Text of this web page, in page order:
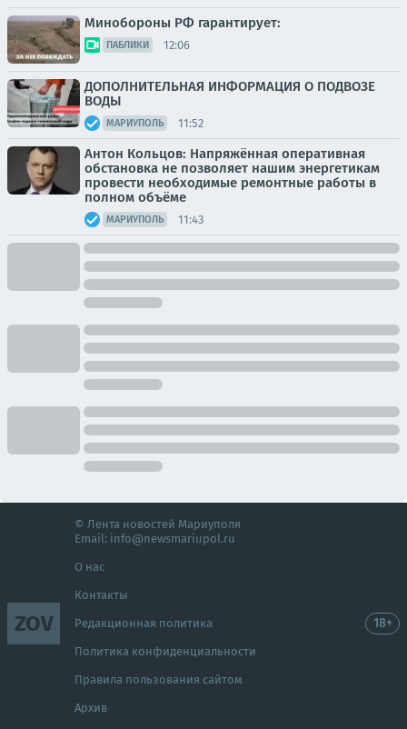
Минобороны РФ гарантирует:
ПАБЛИКИ 12:06
ДОПОЛНИТЕЛЬНАЯ ИНФОРМАЦИЯ О ПОДВОЗЕ
ВОДЫ
МАРИУПОЛЬ 11:52
Антон Кольцов: Напряжённая оперативная
обстановка не позволяет нашим энергетикам
провести необходимые ремонтные работы в
полном объёме
МАРИУПОЛЬ 11:43
ZOV
© Лента новостей Мариуполя
Email: info@newsmariupol.ru
О нас
Контакты
Редакционная политика
Политика конфиденциальности
Правила пользования сайтом
Архив
18+